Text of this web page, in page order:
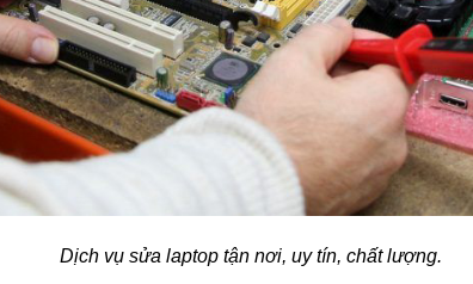
Dịch vụ sửa laptop tận nơi, uy tín, chất lượng.